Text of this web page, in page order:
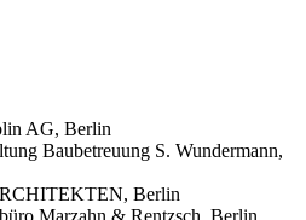
AG, Berlin
Baubetreuung S. Wundermann,
Berlin
Marzahn & Rentzsch, Berlin